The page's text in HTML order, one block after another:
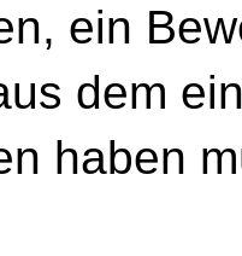
ein
dem
haben